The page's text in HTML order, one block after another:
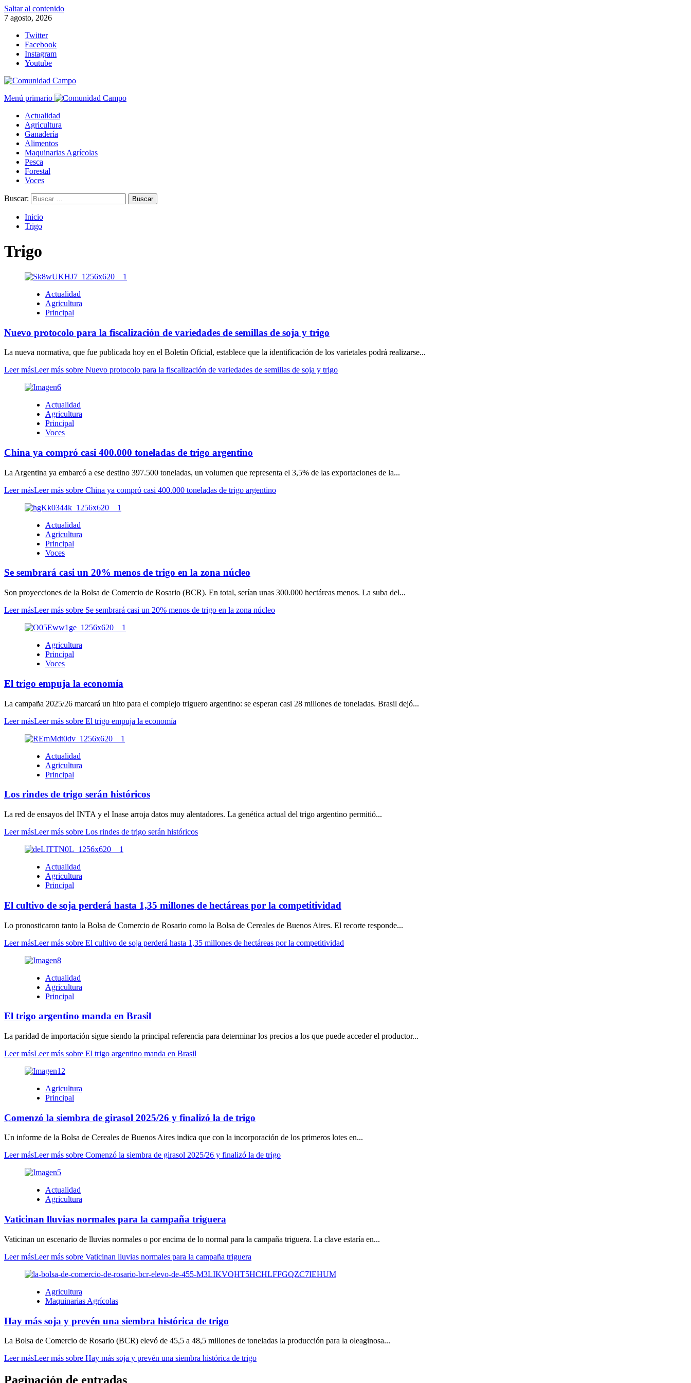
Saltar al contenido
7 agosto, 2026
Twitter
Facebook
Instagram
Youtube
Menú primario
Actualidad
Agricultura
Ganadería
Alimentos
Maquinarias Agrícolas
Pesca
Forestal
Voces
Buscar:
Inicio
Trigo
Trigo
Actualidad
Agricultura
Principal
Nuevo protocolo para la fiscalización de variedades de semillas de soja y trigo
La nueva normativa, que fue publicada hoy en el Boletín Oficial, establece que la identificación de los varietales podrá realizarse...
Leer másLeer más sobre Nuevo protocolo para la fiscalización de variedades de semillas de soja y trigo
Actualidad
Agricultura
Principal
Voces
China ya compró casi 400.000 toneladas de trigo argentino
La Argentina ya embarcó a ese destino 397.500 toneladas, un volumen que representa el 3,5% de las exportaciones de la...
Leer másLeer más sobre China ya compró casi 400.000 toneladas de trigo argentino
Actualidad
Agricultura
Principal
Voces
Se sembrará casi un 20% menos de trigo en la zona núcleo
Son proyecciones de la Bolsa de Comercio de Rosario (BCR). En total, serían unas 300.000 hectáreas menos. La suba del...
Leer másLeer más sobre Se sembrará casi un 20% menos de trigo en la zona núcleo
Agricultura
Principal
Voces
El trigo empuja la economía
La campaña 2025/26 marcará un hito para el complejo triguero argentino: se esperan casi 28 millones de toneladas. Brasil dejó...
Leer másLeer más sobre El trigo empuja la economía
Actualidad
Agricultura
Principal
Los rindes de trigo serán históricos
La red de ensayos del INTA y el Inase arroja datos muy alentadores. La genética actual del trigo argentino permitió...
Leer másLeer más sobre Los rindes de trigo serán históricos
Actualidad
Agricultura
Principal
El cultivo de soja perderá hasta 1,35 millones de hectáreas por la competitividad
Lo pronosticaron tanto la Bolsa de Comercio de Rosario como la Bolsa de Cereales de Buenos Aires. El recorte responde...
Leer másLeer más sobre El cultivo de soja perderá hasta 1,35 millones de hectáreas por la competitividad
Actualidad
Agricultura
Principal
El trigo argentino manda en Brasil
La paridad de importación sigue siendo la principal referencia para determinar los precios a los que puede acceder el productor...
Leer másLeer más sobre El trigo argentino manda en Brasil
Agricultura
Principal
Comenzó la siembra de girasol 2025/26 y finalizó la de trigo
Un informe de la Bolsa de Cereales de Buenos Aires indica que con la incorporación de los primeros lotes en...
Leer másLeer más sobre Comenzó la siembra de girasol 2025/26 y finalizó la de trigo
Actualidad
Agricultura
Vaticinan lluvias normales para la campaña triguera
Vaticinan un escenario de lluvias normales o por encima de lo normal para la campaña triguera. La clave estaría en...
Leer másLeer más sobre Vaticinan lluvias normales para la campaña triguera
Agricultura
Maquinarias Agrícolas
Hay más soja y prevén una siembra histórica de trigo
La Bolsa de Comercio de Rosario (BCR) elevó de 45,5 a 48,5 millones de toneladas la producción para la oleaginosa...
Leer másLeer más sobre Hay más soja y prevén una siembra histórica de trigo
Paginación de entradas